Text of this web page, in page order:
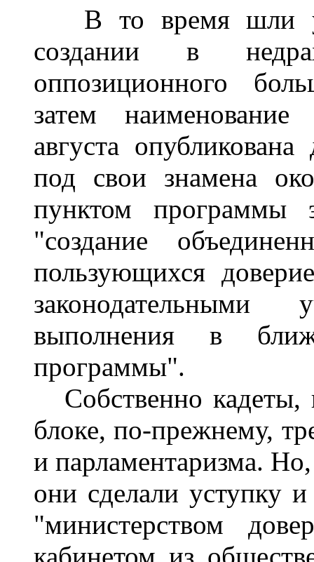
В то время шли
создании в
оппозиционного
затем
августа
под свои знамена
пунктом программы
"создание
пользующихся
законодательными
выполнения в
программы".
Собственно кадеты,
блоке, по-прежнему,
и парламентаризма.
они сделали уступку
"министерством
кабинетом из